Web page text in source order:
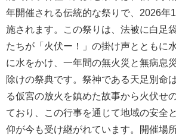
年開催される伝統的な祭りで、2026年
施されます。この祭りは、法被に白足
たちが「火伏ー！」の掛け声とともに
に水をかけ、一年間の無火災と無病息
除けの祭典です。祭神である天足別命
る仮宮の放火を鎮めた故事から火伏せ
ており、この行事を通じて地域の安全
仰が今も受け継がれています。開催場